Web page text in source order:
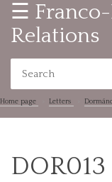
☰
Relations
Home page Letters
DOR013